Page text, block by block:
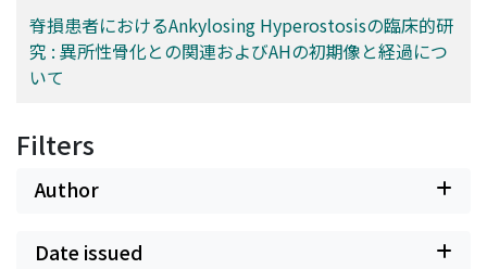
脊損患者におけるAnkylosing Hyperostosisの臨床的研
究 : 異所性骨化との関連およびAHの初期像と経過につ
いて
Filters
Author
Date issued